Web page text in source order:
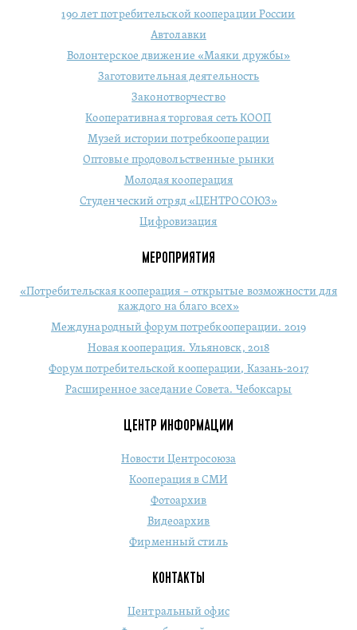
190 лет потребительской кооперации России
Автолавки
Волонтерское движение «Маяки дружбы»
Заготовительная деятельность
Законотворчество
Кооперативная торговая сеть КООП
Музей истории потребкооперации
Оптовые продовольственные рынки
Молодая кооперация
Студенческий отряд «ЦЕНТРОСОЮЗ»
Цифровизация
МЕРОПРИЯТИЯ
«Потребительская кооперация – открытые возможности для
каждого на благо всех»
Международный форум потребкооперации. 2019
Новая кооперация. Ульяновск, 2018
Форум потребительской кооперации, Казань-2017
Расширенное заседание Совета. Чебоксары
ЦЕНТР ИНФОРМАЦИИ
Новости Центросоюза
Кооперация в СМИ
Фотоархив
Видеоархив
Фирменный стиль
КОНТАКТЫ
Центральный офис